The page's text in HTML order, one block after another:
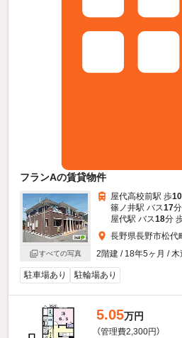
フランAの賃貸物件
すべての写真
屋代高校前駅 歩
篠ノ井駅 バス17
屋代駅 バス18分
長野県長野市松代
2階建 / 18年5ヶ月 / 木
駐車場あり 駐輪場あり
5.05万円
（管理費2,300円）